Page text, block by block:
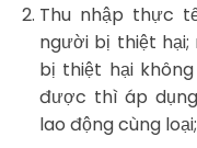
Thu nhập thực
người bị thiệt
bị thiệt hại
được thì áp
lao động cùng loại;